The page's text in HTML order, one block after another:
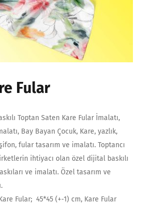
Fular
Toptan Saten Kare Fular İmalatı,
Bay Bayan Çocuk, Kare, yazlık,
fular tasarım ve imalatı. Toptancı
ihtiyacı olan özel dijital baskılı
ve imalatı. Özel tasarım ve
Fular; 45*45 (+-1) cm, Kare Fular